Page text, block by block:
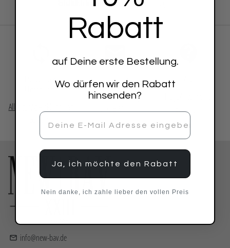
Erhältlich in den Farben:Babyblau/Beige.
Retoure &
Umtausch
Alles zur Abwicklung und
Gutschrift
Kundensupport
Schreibe uns bei Fragen
eine E-Mail
Bestellung
email info@new-bav.de
Rabatt
auf Deine erste Bestellung.
Wo dürfen wir den Rabatt
hinsenden?
Ja, ich möchte den Rabatt
Nein danke, ich zahle lieber den vollen Preis